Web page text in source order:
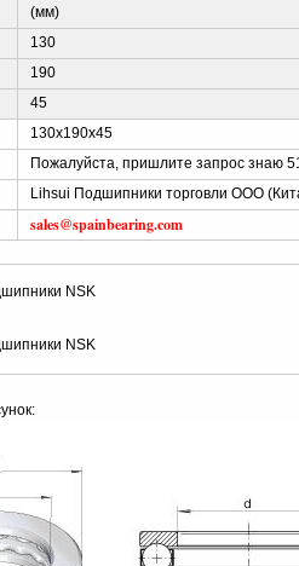
(мм)
130
190
45
130x190x45
Пожалуйста, пришлите запрос знаю
Lihsui Подшипники торговли ООО
sales@spainbearing.com
NSK
NSK